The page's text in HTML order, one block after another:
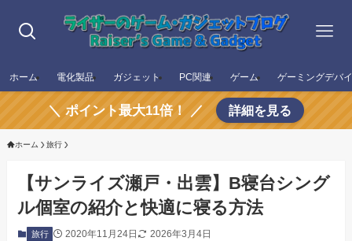
ホーム 電化製品 ガジェット PC関連 ゲーム ゲーミングデバ
＼ ポイント最大11倍！ ／ 詳細を見る
ホーム 旅行
【サンライズ瀬戸・出雲】B寝台シング
ル個室の紹介と快適に寝る方法
旅行 2020年11月24日 2026年3月4日